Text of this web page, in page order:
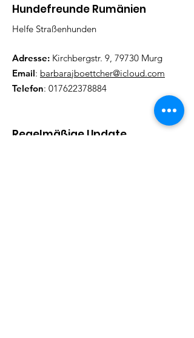
Hundefreunde Rumänien
Helfe Straßenhunden
Adresse: Kirchbergstr. 9, 79730 Murg
Email: barbarajboettcher@icloud.com
Telefon: 017622378884
Regelmäßige Update